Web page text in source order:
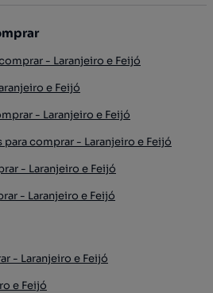
- Laranjeiro e Feijó
e Feijó
- Laranjeiro e Feijó
comprar - Laranjeiro e Feijó
- Laranjeiro e Feijó
- Laranjeiro e Feijó
- Laranjeiro e Feijó
e Feijó